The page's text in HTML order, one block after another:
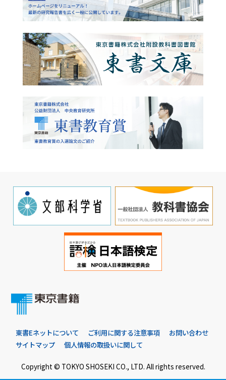
東書Eネットについて ご利用に関する注意事項
お問い合わせ
サイトマップ
個人情報の取扱いに関して
Copyright © TOKYO SHOSEKI CO., LTD. All rights reserved.